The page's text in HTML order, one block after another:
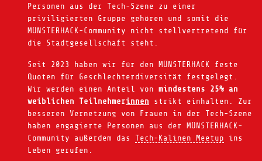
Personen aus der Tech-Szene zu einer
priviligierten Gruppe gehören und somit die
MÜNSTERHACK-Community nicht stellvertretend für
die Stadtgesellschaft steht.
Seit 2023 haben wir für den MÜNSTERHACK feste
Quoten für Geschlechterdiversität festgelegt.
Wir werden einen Anteil von mindestens 25% an
weiblichen Teilnehmerinnen strikt einhalten. Zur
besseren Vernetzung von Frauen in der Tech-Szene
haben engagierte Personen aus der MÜNSTERHACK-
Community außerdem das Tech-Kalinen Meetup ins
Leben gerufen.